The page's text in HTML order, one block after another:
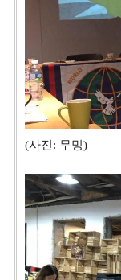
(사진: 무밍)